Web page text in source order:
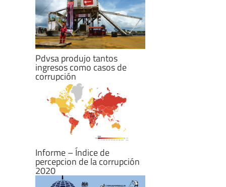
Pdvsa produjo tantos
ingresos como casos de
corrupción
Informe – Índice de
percepcion de la corrupción
2020